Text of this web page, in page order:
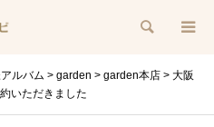
検索
ルバム > garden > garden本店 > 大阪
いただきました